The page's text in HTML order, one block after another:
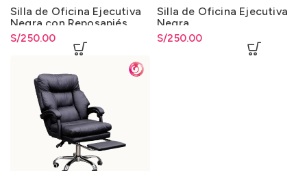
Silla de Oficina Ejecutiva
Negra con Reposapiés
Extraíble
S/250.00
Silla de Oficina Ejecutiva
Negra
S/250.00